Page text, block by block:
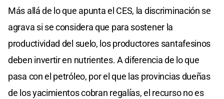
Más allá de lo que apunta el CES, la discriminación se
agrava si se considera que para sostener la
productividad del suelo, los productores santafesinos
deben invertir en nutrientes. A diferencia de lo que
pasa con el petróleo, por el que las provincias dueñas
de los yacimientos cobran regalías, el recurso no es